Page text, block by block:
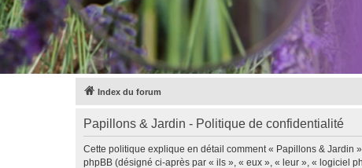
Index du forum
Papillons & Jardin - Politique de confidentialité
Cette politique explique en détail comment « Papillons & Jardin
phpBB (désigné ci-après par « ils », « eux », « leur », « logiciel